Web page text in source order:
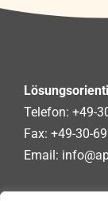
Telefon: +49-
Fax: +49-30-
Email: